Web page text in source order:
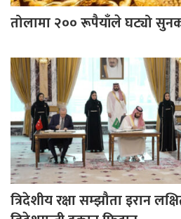
तोलामा २०० रूपैयाँले घट्यो
त्रिदेशीय रक्षा सम्झौता इरान